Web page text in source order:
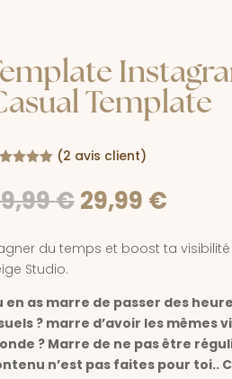
Template
sur
(2 avis client)
€ Le
prix
initial
était :
29,99 €Le
est :
du temps et boost ta
Studio.
en as marre de passer des
? marre d’avoir les mêmes
? Marre de ne pas être
n’est pas faites pour toi..